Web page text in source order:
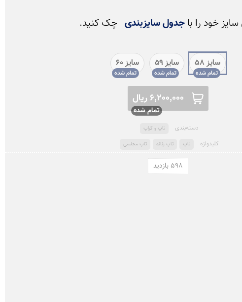
سایز 58 سایز ۵۹ سایز ۶۰
6,200,000 ریال
خود را با جدول سایزبندی چک کنید.
دسته‌بندی تاپ و کراپ
کلید‌واژه تاپ تاپ زنانه تاپ مجلسی
598 بازدید